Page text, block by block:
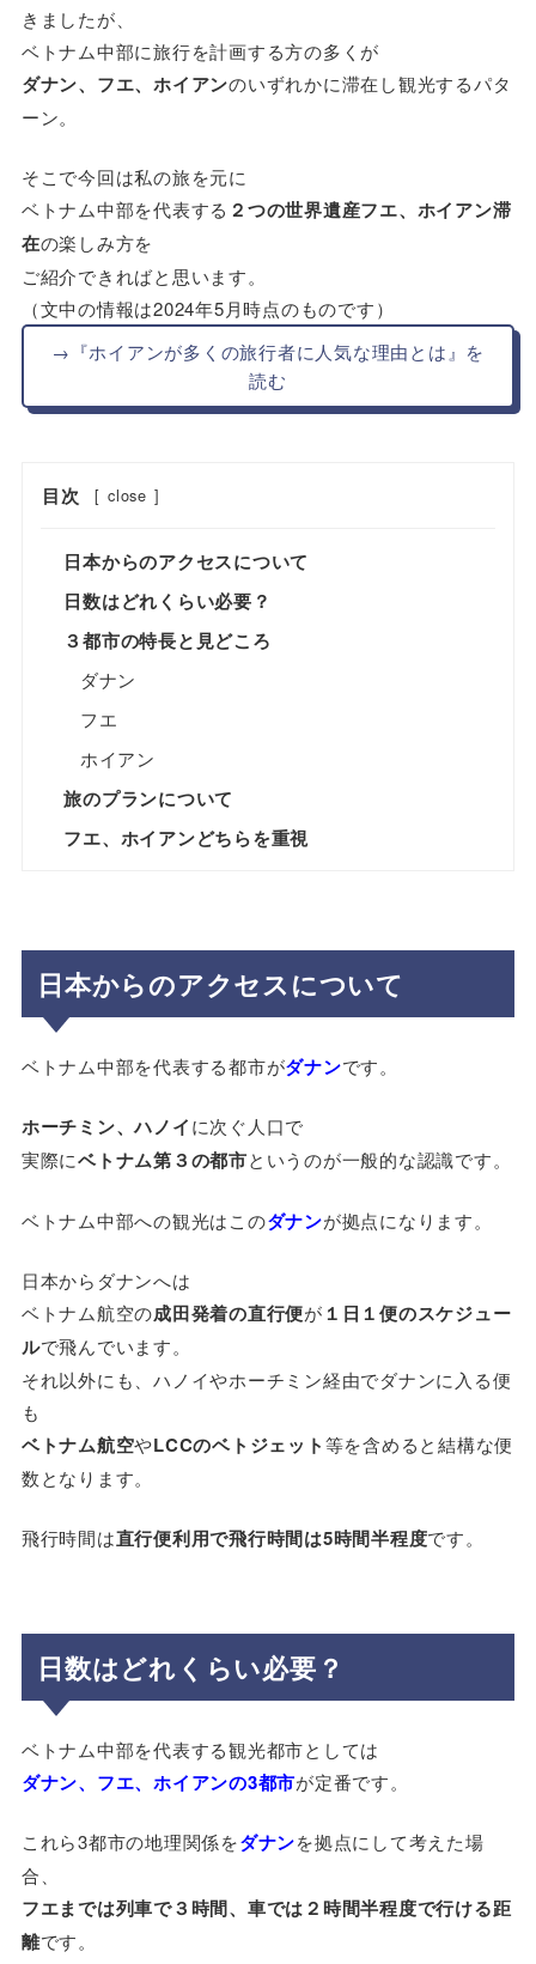
きましたが、
ベトナム中部に旅行を計画する方の多くが
ダナン、フエ、ホイアンのいずれかに滞在し観光するパタ
ーン。
そこで今回は私の旅を元に
ベトナム中部を代表する ２つの世界遺産フエ、ホイアン滞
在の楽しみ方を
ご紹介できればと思います。
（文中の情報は2024年5月時点のものです）
→『ホイアンが多くの旅行者に人気な理由とは』を
読む
目次 [ close ]
日本からのアクセスについて
日数はどれくらい必要？
３都市の特長と見どころ
ダナン
フエ
ホイアン
旅のプランについて
フエ、ホイアンどちらを重視
日本からのアクセスについて
ベトナム中部を代表する都市がダナンです。
ホーチミン、ハノイに次ぐ人口で
実際にベトナム第３の都市というのが一般的な認識です。
ベトナム中部への観光はこのダナンが拠点になります。
日本からダナンへは
ベトナム航空の成田発着の直行便が １日１便のスケジュー
ルで飛んでいます。
それ以外にも、ハノイやホーチミン経由でダナンに入る便
も
ベトナム航空やLCCのベトジェット等を含めると結構な便
数となります。
飛行時間は直行便利用で飛行時間は5時間半程度です。
日数はどれくらい必要？
ベトナム中部を代表する観光都市としては
ダナン、フエ、ホイアンの3都市が定番です。
これら3都市の地理関係をダナンを拠点にして考えた場
合、
フエまでは列車で３時間、車では２時間半程度で行ける距
離です。